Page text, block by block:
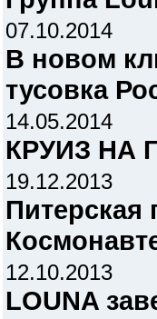
07.10.2014
В новом
тусовка
14.05.2014
КРУИЗ НА
19.12.2013
Питерская
12.10.2013
LOUNA